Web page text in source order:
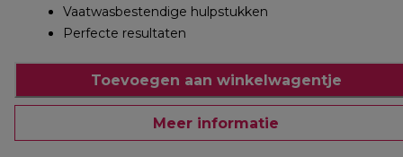
Vaatwasbestendige hulpstukken
Perfecte resultaten
Toevoegen aan winkelwagentje
Meer informatie